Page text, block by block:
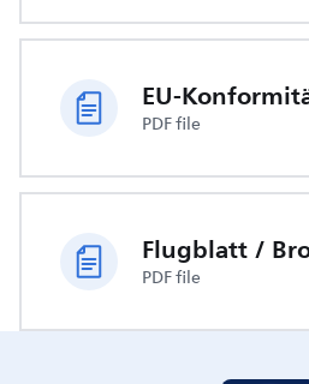
PDF file
Flugblatt /
PDF file